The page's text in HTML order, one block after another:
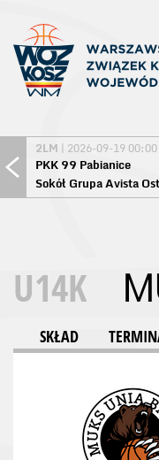
2LM | 2026-09-19 00:00
PKK 99 Pabianice
U14K
SKŁAD